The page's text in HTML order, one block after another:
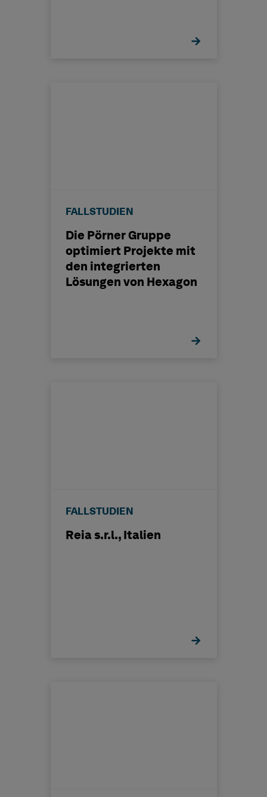
FALLSTUDIEN
Die Pörner Gruppe
optimiert Projekte mit
den integrierten
Lösungen von Hexagon
FALLSTUDIEN
Reia s.r.l., Italien